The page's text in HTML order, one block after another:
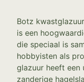
Botz
is een
die speciaal is
hobbyisten als
glazuur heeft een
zanderige